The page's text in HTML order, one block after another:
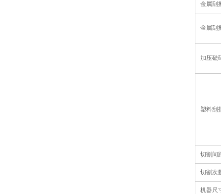
金属刮
金属刮
加压砝
塑料刮
切割间
切割次
机器尺